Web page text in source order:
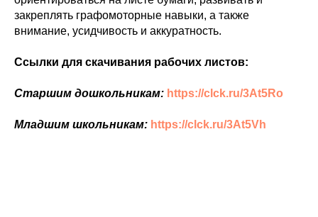
закреплять графомоторные навыки, а также
внимание, усидчивость и аккуратность.
Ссылки для скачивания рабочих листов:
Старшим дошкольникам: https://clck.ru/3At5Ro
Младшим школьникам: https://clck.ru/3At5Vh